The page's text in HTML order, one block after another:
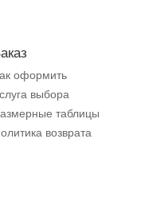
оформить
выбора
таблицы
возврата